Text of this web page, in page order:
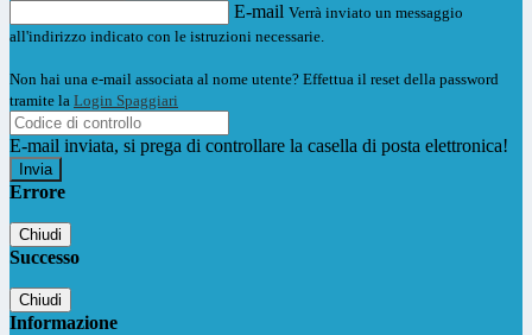
E-mail Verrà inviato un messaggio
all'indirizzo indicato con le istruzioni necessarie.
Non hai una e-mail associata al nome utente? Effettua il reset della password
tramite la Login Spaggiari
E-mail inviata, si prega di controllare la casella di posta elettronica!
Errore
Chiudi
Successo
Chiudi
Informazione